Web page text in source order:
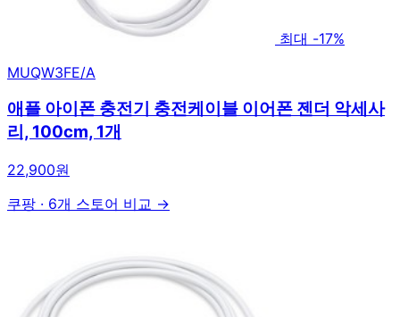
최대 -17%
MUQW3FE/A
애플 아이폰 충전기 충전케이블 이어폰 젠더 악세사
리, 100cm, 1개
22,900원
쿠팡 · 6개 스토어 비교 →